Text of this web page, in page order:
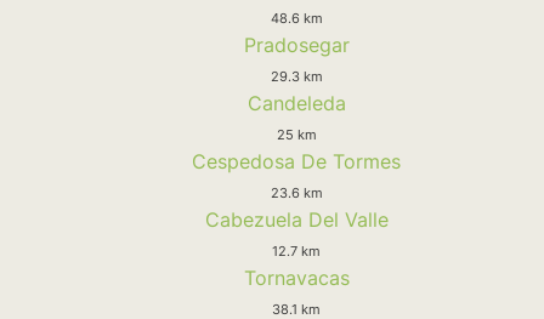
48.6 km
Pradosegar
29.3 km
Candeleda
25 km
Cespedosa De Tormes
23.6 km
Cabezuela Del Valle
12.7 km
Tornavacas
38.1 km